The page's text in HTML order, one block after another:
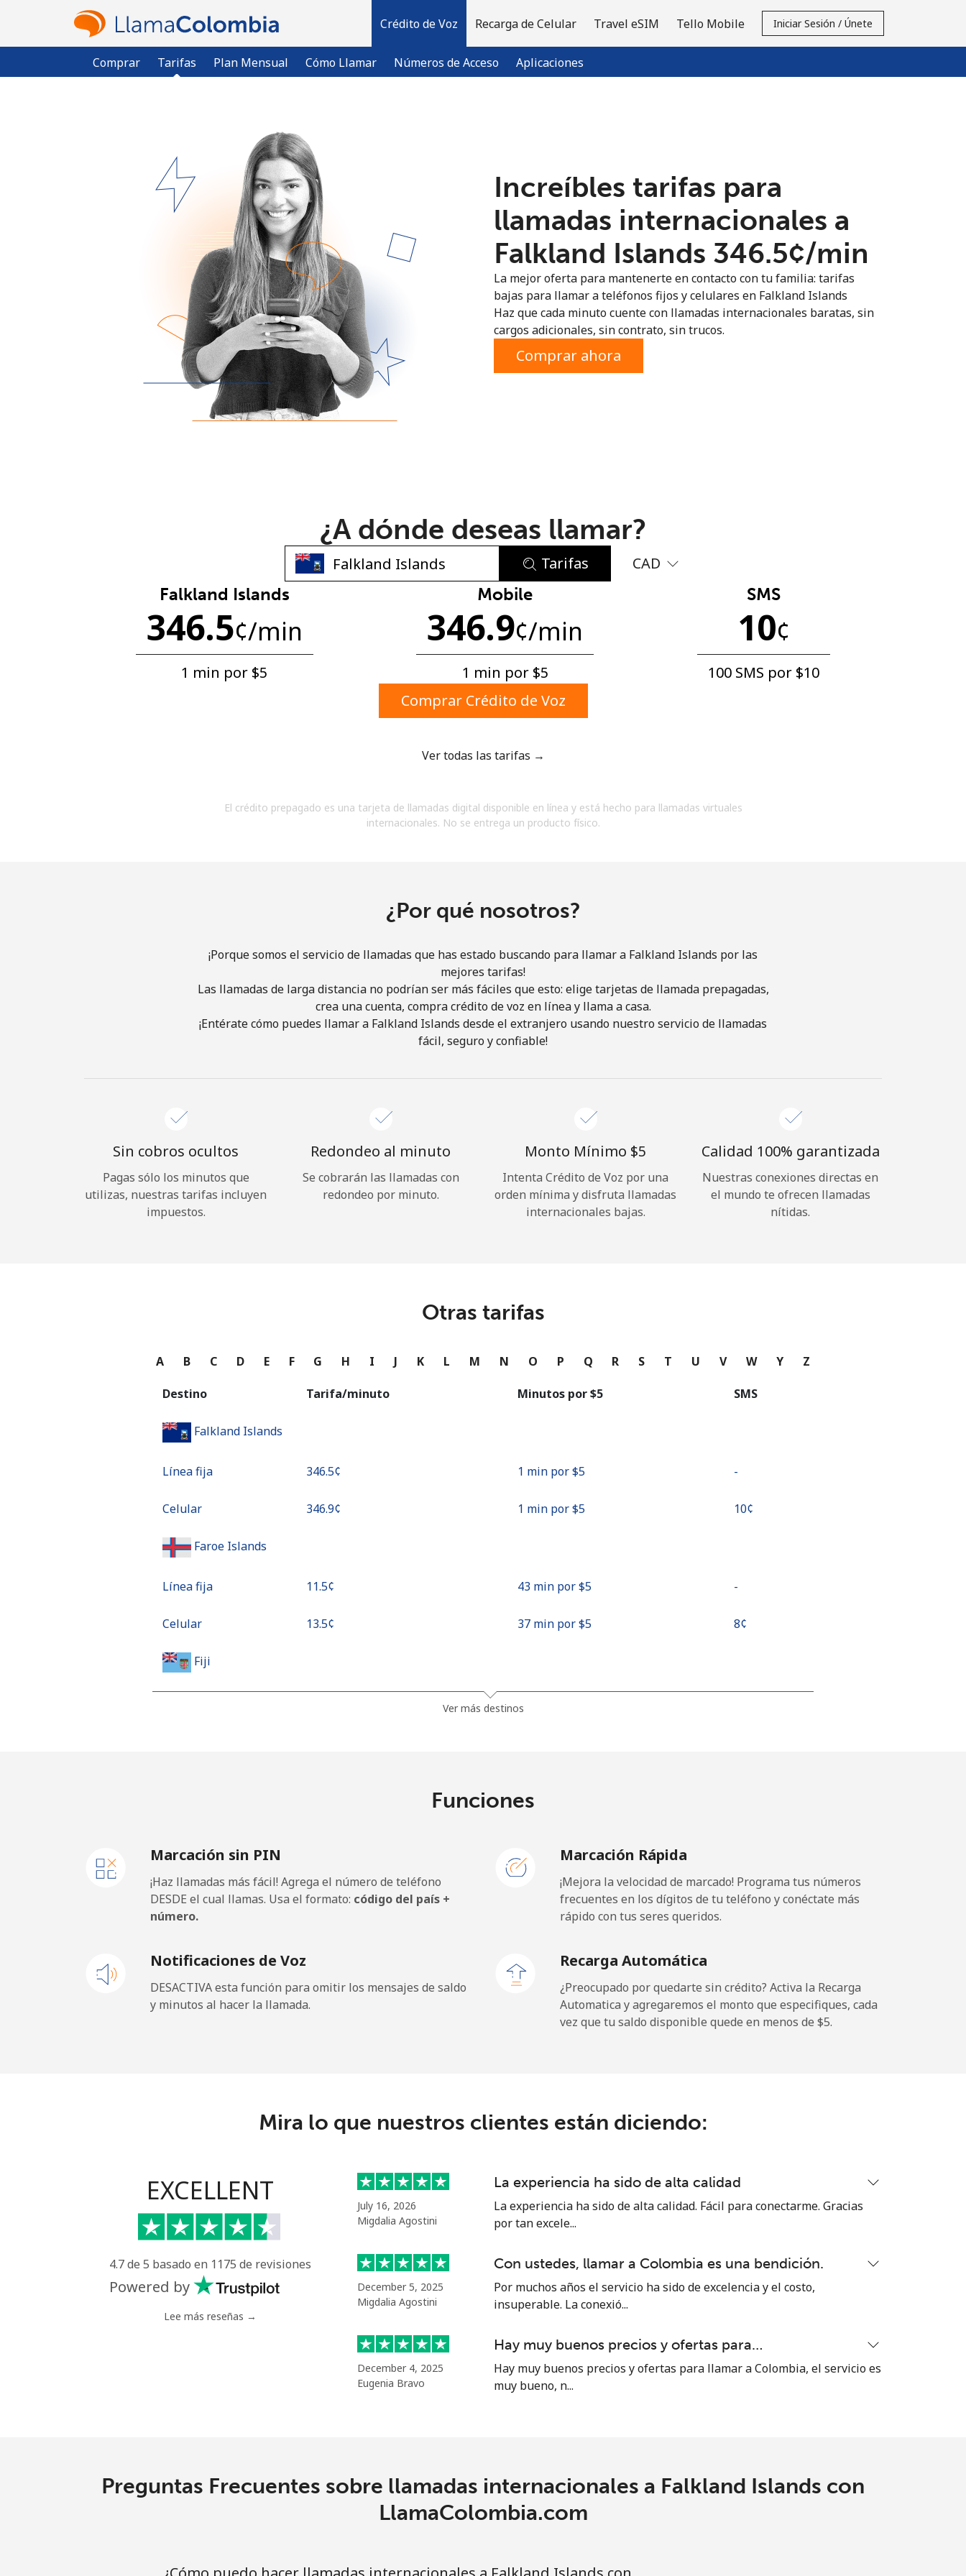
Crédito de Voz
Comprar Tarifas Plan Mensual Cómo Llamar Números de Acceso Aplicaciones
Recarga de Celular Travel eSIM Tello Mobile Iniciar Sesión / Únete
¿Ya tienes una cuenta? Inicia sesión →
Regístrate con
No se ha creado una contraseña
Mínimo 8 caracteres
Una letra mayúscula y una minúscula
ofertas.
Únete
¡Hola!
¿Olvidaste tu contraseña? →
Continuar con
Increíbles tarifas para
llamadas internacionales a
Falkland Islands ⁦346.5¢⁩/min
La mejor oferta para mantenerte en contacto con tu familia: tarifas
bajas para llamar a teléfonos fijos y celulares en Falkland Islands
Haz que cada minuto cuente con llamadas internacionales baratas, sin
cargos adicionales, sin contrato, sin trucos.
Comprar ahora
¿A dónde deseas llamar?
Tarifas CAD
Falkland Islands
346.5¢/min
1 min por ⁦$5⁩
Mobile
346.9¢/min
1 min por ⁦$5⁩
SMS
10¢
100 SMS por ⁦$10⁩
Comprar Crédito de Voz
Ver todas las tarifas →
El crédito prepagado es una tarjeta de llamadas digital disponible en línea y está hecho para llamadas virtuales
internacionales. No se entrega un producto físico.
¿Por qué nosotros?
¡Porque somos el servicio de llamadas que has estado buscando para llamar a Falkland Islands por las
mejores tarifas!
Las llamadas de larga distancia no podrían ser más fáciles que esto: elige tarjetas de llamada prepagadas,
crea una cuenta, compra crédito de voz en línea y llama a casa.
¡Entérate cómo puedes llamar a Falkland Islands desde el extranjero usando nuestro servicio de llamadas
fácil, seguro y confiable!
Sin cobros ocultos
Pagas sólo los minutos que
utilizas, nuestras tarifas incluyen
impuestos.
Redondeo al minuto
Se cobrarán las llamadas con
redondeo por minuto.
Monto Mínimo ⁦$5⁩
Intenta Crédito de Voz por una
orden mínima y disfruta llamadas
internacionales bajas.
Calidad 100% garantizada
Nuestras conexiones directas en
el mundo te ofrecen llamadas
nítidas.
Otras tarifas
A B C D E F G H I J K L M N O P Q R S T U V W Y Z
Destino Tarifa/minuto Minutos por ⁦$5⁩ SMS
Falkland Islands
Línea fija ⁦346.5¢⁩ 1 min por ⁦$5⁩ -
Celular ⁦346.9¢⁩ 1 min por ⁦$5⁩ ⁦10¢⁩
Faroe Islands
Línea fija ⁦11.5¢⁩ 43 min por ⁦$5⁩ -
Celular ⁦13.5¢⁩ 37 min por ⁦$5⁩ ⁦8¢⁩
Fiji
Celular 9 min por ⁦$5⁩
France
Celular 142 min por ⁦$5⁩
French Guiana
French Polynesia
Celular 10 min por ⁦$5⁩
Ver más destinos
Funciones
Marcación sin PIN
¡Haz llamadas más fácil! Agrega el número de teléfono
DESDE el cual llamas. Usa el formato: código del país +
número.
Marcación Rápida
¡Mejora la velocidad de marcado! Programa tus números
frecuentes en los dígitos de tu teléfono y conéctate más
rápido con tus seres queridos.
Notificaciones de Voz
DESACTIVA esta función para omitir los mensajes de saldo
y minutos al hacer la llamada.
Recarga Automática
¿Preocupado por quedarte sin crédito? Activa la Recarga
Automatica y agregaremos el monto que especifiques, cada
vez que tu saldo disponible quede en menos de ⁦$5⁩.
Mira lo que nuestros clientes están diciendo:
EXCELLENT
4.7 de 5 basado en 1175 de revisiones
Powered by
Lee más reseñas →
July 16, 2026
Migdalia Agostini
La experiencia ha sido de alta calidad
La experiencia ha sido de alta calidad. Fácil para conectarme. Gracias
por tan excele...
December 5, 2025
Migdalia Agostini
Con ustedes, llamar a Colombia es una bendición.
Por muchos años el servicio ha sido de excelencia y el costo,
insuperable. La conexió...
December 4, 2025
Eugenia Bravo
Hay muy buenos precios y ofertas para…
Hay muy buenos precios y ofertas para llamar a Colombia, el servicio es
muy bueno, n...
Preguntas Frecuentes sobre llamadas internacionales a Falkland Islands con
LlamaColombia.com